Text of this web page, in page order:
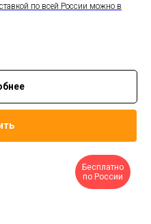
по всей России можно в
Бесплатно
по России